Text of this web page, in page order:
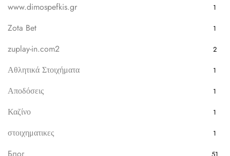
www.dimospefkis.gr 1
Zota Bet 1
zuplay-in.com2 2
Αθλητικά Στοιχήματα 1
Αποδόσεις 1
Καζίνο 1
στοιχηματικες 1
Блог 51